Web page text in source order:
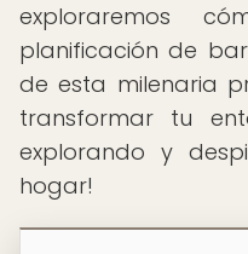
exploraremos
planificación de
de esta milenaria
transformar tu
explorando y
hogar!